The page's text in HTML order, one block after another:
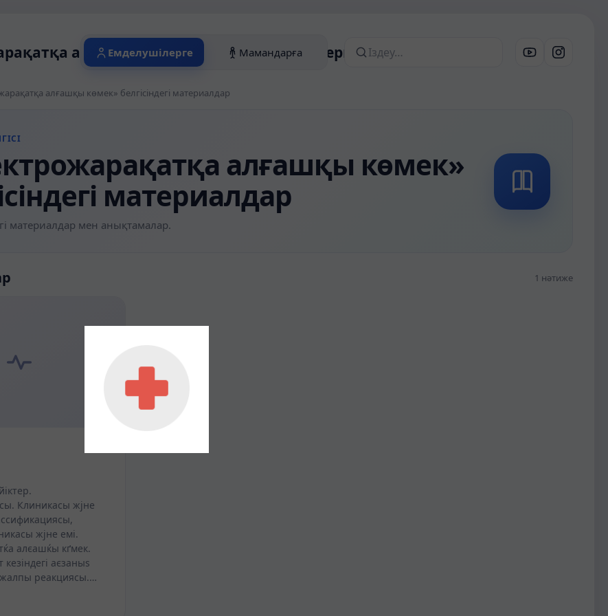
алғашқы көмек» белгісіндегі материалдар
Емделушілерге Мамандарға Сайттан іздеу
алғашқы көмек» белгісіндегі материалдар
алғашқы көмек»
материалдар
материалдар мен анықтамалар.
1 нәтиже
Клиникасы жјне
жјне емі.
алєашќы кґмек.
аєзаныѕ
жалпы реакциясы.…